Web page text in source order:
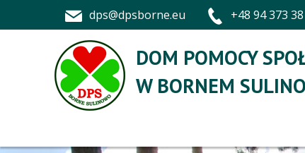
dps@dpsborne.eu +48 94 373
DOM POMOCY
W BORNEM